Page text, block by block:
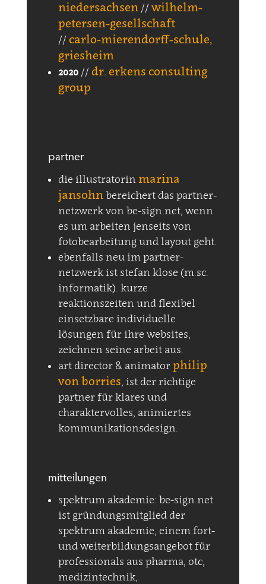
niedersachsen// wilhelm-
petersen-gesellschaft
// carlo-mierendorff-schule,
griesheim
2020 // dr. erkens consulting
group
partner
die illustratorin marina
jansohnbereichert das partner-
netzwerk von be-sign.net, wenn
es um arbeiten jenseits von
fotobearbeitung und layout geht.
ebenfalls neu im partner-
netzwerk ist stefan klose (m.sc.
informatik). kurze
reaktionszeiten und flexibel
einsetzbare individuelle
lösungen für ihre websites,
zeichnen seine arbeit aus.
art director & animator philip
von borries, ist der richtige
partner für klares und
charaktervolles, animiertes
kommunikationsdesign.
mitteilungen
spektrum akademie: be-sign.net
ist gründungsmitglied der
spektrum akademie, einem fort-
und weiterbildungsangebot für
professionals aus pharma, otc,
medizintechnik,